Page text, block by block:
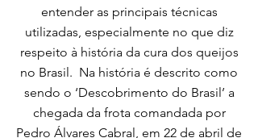
entender as principais técnicas
utilizadas, especialmente no que diz
respeito à história da cura dos queijos
no Brasil. Na história é descrito como
sendo o ‘Descobrimento do Brasil’ a
chegada da frota comandada por
Pedro Álvares Cabral, em 22 de abril de